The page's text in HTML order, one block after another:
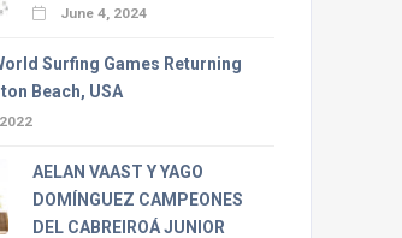
June 4, 2024
Surfing Games Returning
Beach, USA
AELAN VAAST Y YAGO
DOMÍNGUEZ CAMPEONES
DEL CABREIROÁ JUNIOR